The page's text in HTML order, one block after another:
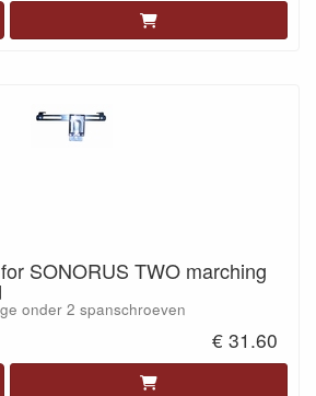
SONORUS TWO marching
onder 2 spanschroeven
€ 31.60